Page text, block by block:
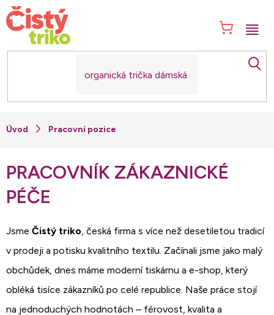
Přejít
na
obsah
Pracovní pozice
PRACOVNÍK ZÁKAZNICKÉ
PÉČE
Jsme Čistý triko , česká firma s více než desetiletou tradicí
v prodeji a potisku kvalitního textilu. Začínali jsme jako malý
obchůdek, dnes máme moderní tiskárnu a e-shop, který
obléká tisíce zákazníků po celé republice. Naše práce stojí
na jednoduchých hodnotách – férovost, kvalita a